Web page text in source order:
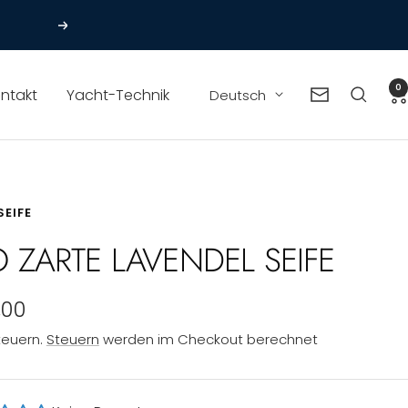
Weiter
Yacht-Technik Sprache
Deutsch Newsletter
0
ZARTE LAVENDEL SEIFE
Steuern werden im Checkout berechnet